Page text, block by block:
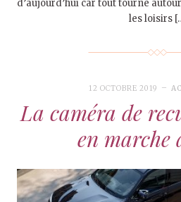
d’aujourd’hui car tout tourne
les loisirs
12 OCTOBRE 2019
La caméra de
en marche